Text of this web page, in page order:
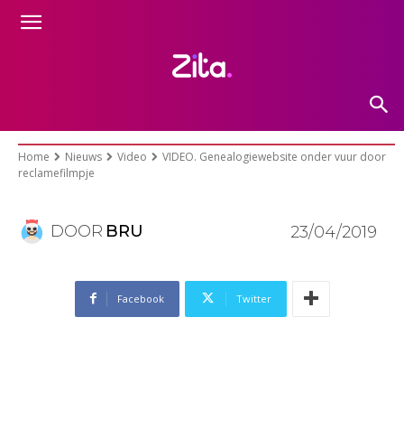
Home Nieuws Video
VIDEO. Genealogiewebsite onder vuur door
reclamefilmpje
onder vuur door reclamefilmpje
DOOR BRU 23/04/2019
Facebook Twitter